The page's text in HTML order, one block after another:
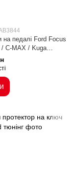
на педалі Ford Focus
/ C-MAX / Kuga